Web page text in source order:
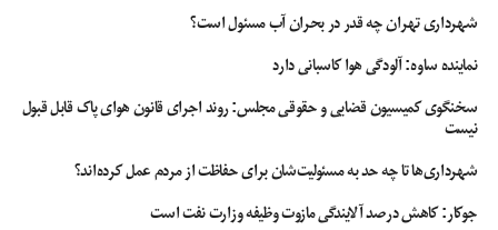
شهرداری تهران چه قدر در بحران آب مسئول است؟
نماینده ساوه: آلودگی هوا کاسبانی دارد
سخنگوی کمیسیون قضایی و حقوقی مجلس: روند اجرای قانون هوای پاک قابل قبول
نیست
شهرداری‌ها تا چه حد به مسئولیت‌شان برای حفاظت از مردم عمل کرده‌اند؟
جوکار: کاهش درصد آلایندگی مازوت وظیفه وزارت نفت است